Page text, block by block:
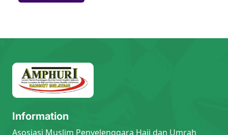
Information
Asosiasi Muslim Penyelenggara Haji dan Umrah